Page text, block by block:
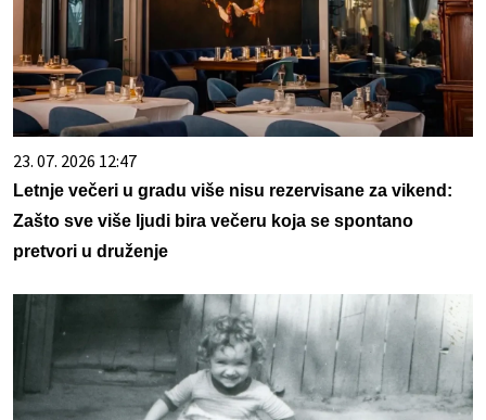
23. 07. 2026 12:47
Letnje večeri u gradu više nisu rezervisane za vikend:
Zašto sve više ljudi bira večeru koja se spontano
pretvori u druženje